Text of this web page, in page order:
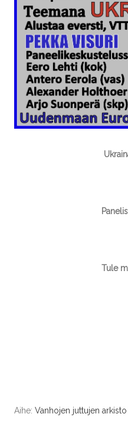
Ukrainan
Panelistit ja
Tule mukaan
Aihe: Vanhojen juttujen arkisto